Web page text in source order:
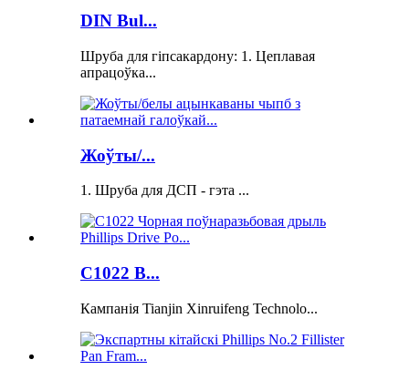
DIN Bul...
Шруба для гіпсакардону: 1. Цеплавая
апрацоўка...
Жоўты/...
1. Шруба для ДСП - гэта ...
C1022 B...
Кампанія Tianjin Xinruifeng Technolo...